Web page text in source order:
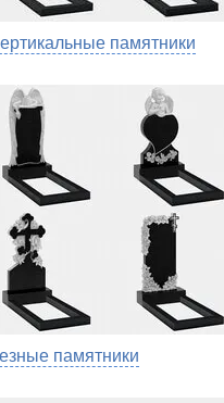
памятники
памятники